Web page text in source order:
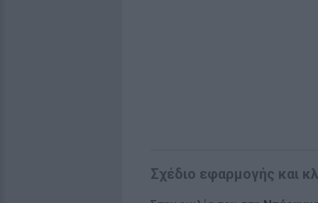
Σχέδιο εφαρμογής και